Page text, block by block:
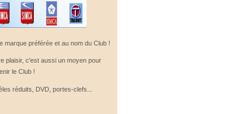
marque préférée et au nom du Club !
plaisir, c'est aussi un moyen pour
le Club !
réduits, DVD, portes-clefs...